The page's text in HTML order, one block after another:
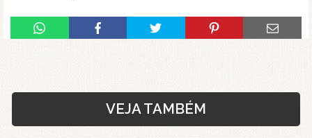
VEJA TAMBÉM